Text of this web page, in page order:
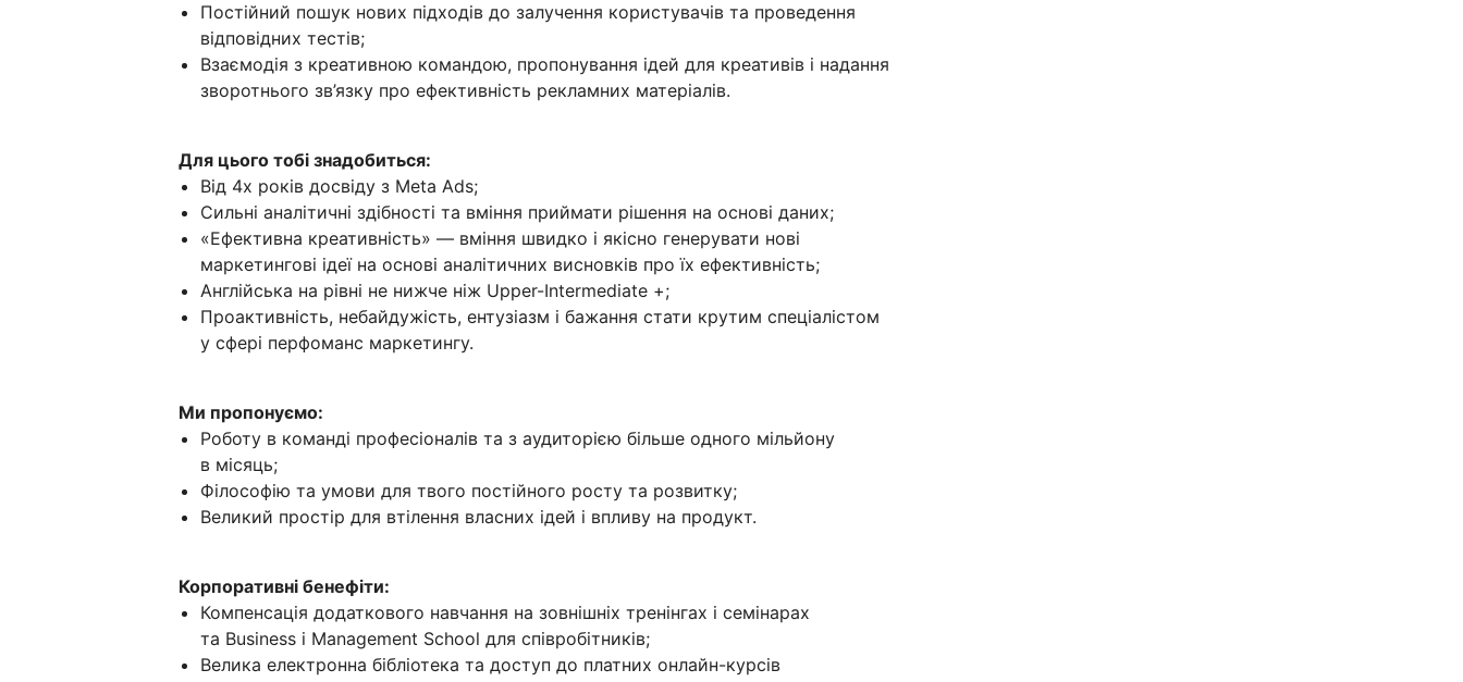
Постійний пошук нових підходів до залучення користувачів та проведення
відповідних тестів;
Взаємодія з креативною командою, пропонування ідей для креативів і надання
зворотнього зв’язку про ефективність рекламних матеріалів.
Для цього тобі знадобиться:
Від 4х років досвіду з Meta Ads;
Сильні аналітичні здібності та вміння приймати рішення на основі даних;
«Ефективна креативність» — вміння швидко і якісно генерувати нові
маркетингові ідеї на основі аналітичних висновків про їх ефективність;
Англійська на рівні не нижче ніж Upper-Intermediate +;
Проактивність, небайдужість, ентузіазм і бажання стати крутим спеціалістом
у сфері перфоманс маркетингу.
Ми пропонуємо:
Роботу в команді професіоналів та з аудиторією більше одного мільйону
в місяць;
Філософію та умови для твого постійного росту та розвитку;
Великий простір для втілення власних ідей і впливу на продукт.
Корпоративні бенефіти:
Компенсація додаткового навчання на зовнішніх тренінгах і семінарах
та Business і Management School для співробітників;
Велика електронна бібліотека та доступ до платних онлайн-курсів